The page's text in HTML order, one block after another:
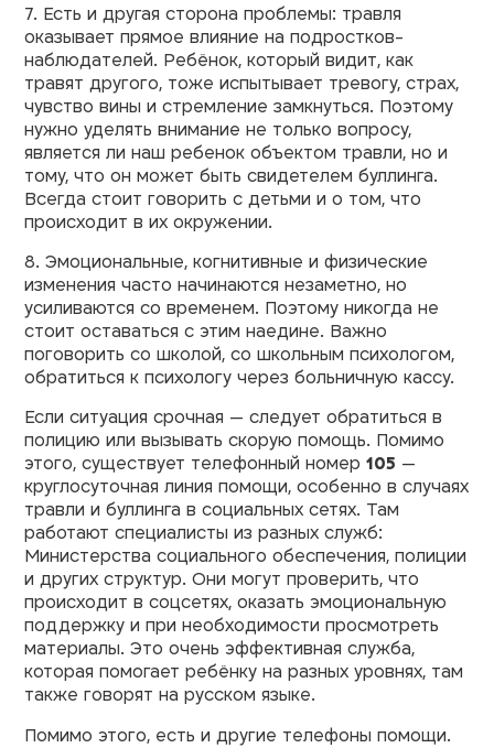
7. Есть и другая сторона проблемы: травля
оказывает прямое влияние на подростков-
наблюдателей. Ребёнок, который видит, как
травят другого, тоже испытывает тревогу, страх,
чувство вины и стремление замкнуться. Поэтому
нужно уделять внимание не только вопросу,
является ли наш ребенок объектом травли, но и
тому, что он может быть свидетелем буллинга.
Всегда стоит говорить с детьми и о том, что
происходит в их окружении.
8. Эмоциональные, когнитивные и физические
изменения часто начинаются незаметно, но
усиливаются со временем. Поэтому никогда не
стоит оставаться с этим наедине. Важно
поговорить со школой, со школьным психологом,
обратиться к психологу через больничную кассу.
Если ситуация срочная — следует обратиться в
полицию или вызывать скорую помощь. Помимо
этого, существует телефонный номер105 —
круглосуточная линия помощи, особенно в случаях
травли и буллинга в социальных сетях. Там
работают специалисты из разных служб:
Министерства социального обеспечения, полиции
и других структур. Они могут проверить, что
происходит в соцсетях, оказать эмоциональную
поддержку и при необходимости просмотреть
материалы. Это очень эффективная служба,
которая помогает ребёнку на разных уровнях, там
также говорят на русском языке.
Помимо этого, есть и другие телефоны помощи.